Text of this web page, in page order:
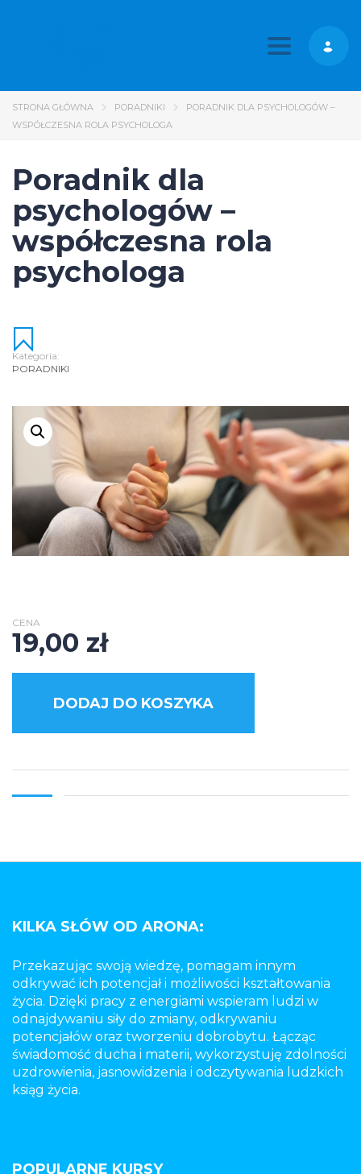
Toggle
STRONA GŁÓWNA PORADNIKI
PORADNIK DLA PSYCHOLOGÓW –
WSPÓŁCZESNA ROLA PSYCHOLOGA
Poradnik dla
psychologów –
współczesna rola
psychologa
Kategoria:
PORADNIKI
CENA
19,00 zł
DODAJ DO KOSZYKA
KILKA SŁÓW OD ARONA:
Przekazując swoją wiedzę, pomagam innym
odkrywać ich potencjał i możliwości kształtowania
życia. Dzięki pracy z energiami wspieram ludzi w
odnajdywaniu siły do zmiany, odkrywaniu
potencjałów oraz tworzeniu dobrobytu. Łącząc
świadomość ducha i materii, wykorzystuję zdolności
uzdrowienia, jasnowidzenia i odczytywania ludzkich
ksiąg życia.
POPULARNE KURSY